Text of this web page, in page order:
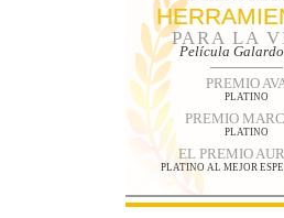
PARA LA
Película
PREMIO
PLATINO
PREMIO
PLATINO
EL PREMIO
PLATINO AL MEJOR